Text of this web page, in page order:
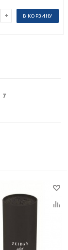
В КОРЗИНУ
7